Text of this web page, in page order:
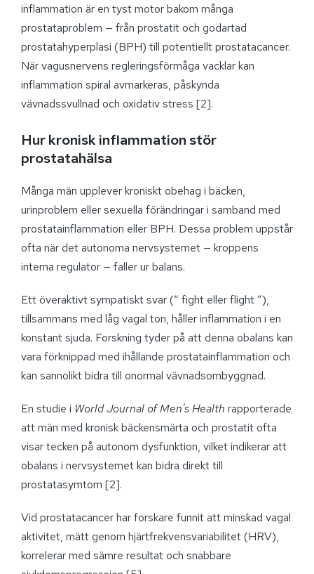
inflammation är en tyst motor bakom många
prostataproblem — från prostatit och godartad
prostatahyperplasi (BPH) till potentiellt prostatacancer.
När vagusnervens regleringsförmåga vacklar kan
inflammation spiral avmarkeras, påskynda
vävnadssvullnad och oxidativ stress [2].
Hur kronisk inflammation stör
prostatahälsa
Många män upplever kroniskt obehag i bäcken,
urinproblem eller sexuella förändringar i samband med
prostatainflammation eller BPH. Dessa problem uppstår
ofta när det autonoma nervsystemet — kroppens
interna regulator — faller ur balans.
Ett överaktivt sympatiskt svar (“ fight eller flight ”),
tillsammans med låg vagal ton, håller inflammation i en
konstant sjuda. Forskning tyder på att denna obalans kan
vara förknippad med ihållande prostatainflammation och
kan sannolikt bidra till onormal vävnadsombyggnad.
En studie i World Journal of Men's Health rapporterade
att män med kronisk bäckensmärta och prostatit ofta
visar tecken på autonom dysfunktion, vilket indikerar att
obalans i nervsystemet kan bidra direkt till
prostatasymtom [2].
Vid prostatacancer har forskare funnit att minskad vagal
aktivitet, mätt genom hjärtfrekvensvariabilitet (HRV),
korrelerar med sämre resultat och snabbare